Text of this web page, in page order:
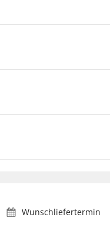
Wunschliefertermin